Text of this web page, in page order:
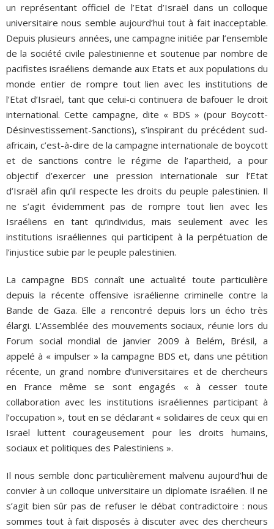
un représentant officiel de l’Etat d’Israël dans un colloque
universitaire nous semble aujourd’hui tout à fait inacceptable.
Depuis plusieurs années, une campagne initiée par l’ensemble
de la société civile palestinienne et soutenue par nombre de
pacifistes israéliens demande aux Etats et aux populations du
monde entier de rompre tout lien avec les institutions de
l’Etat d’Israël, tant que celui-ci continuera de bafouer le droit
international. Cette campagne, dite « BDS » (pour Boycott-
Désinvestissement-Sanctions), s’inspirant du précédent sud-
africain, c’est-à-dire de la campagne internationale de boycott
et de sanctions contre le régime de l’apartheid, a pour
objectif d’exercer une pression internationale sur l’Etat
d’Israël afin qu’il respecte les droits du peuple palestinien. Il
ne s’agit évidemment pas de rompre tout lien avec les
Israéliens en tant qu’individus, mais seulement avec les
institutions israéliennes qui participent à la perpétuation de
l’injustice subie par le peuple palestinien.
La campagne BDS connaît une actualité toute particulière
depuis la récente offensive israélienne criminelle contre la
Bande de Gaza. Elle a rencontré depuis lors un écho très
élargi. L’Assemblée des mouvements sociaux, réunie lors du
Forum social mondial de janvier 2009 à Belém, Brésil, a
appelé à « impulser » la campagne BDS et, dans une pétition
récente, un grand nombre d’universitaires et de chercheurs
en France même se sont engagés « à cesser toute
collaboration avec les institutions israéliennes participant à
l’occupation », tout en se déclarant « solidaires de ceux qui en
Israël luttent courageusement pour les droits humains,
sociaux et politiques des Palestiniens ».
Il nous semble donc particulièrement malvenu aujourd’hui de
convier à un colloque universitaire un diplomate israélien. Il ne
s’agit bien sûr pas de refuser le débat contradictoire : nous
sommes tout à fait disposés à discuter avec des chercheurs